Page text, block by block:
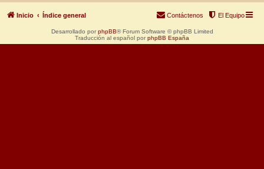
Inicio Índice general El Equipo
Contáctenos
Desarrollado por phpBB® Forum Software © phpBB Limited
Traducción al español por phpBB España